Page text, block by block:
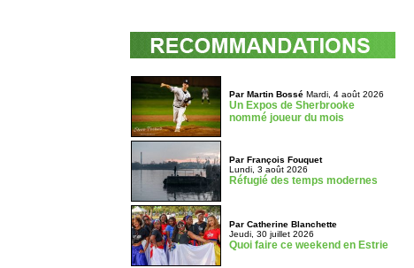
Par Martin Bossé Mardi, 4 août 2026
Un Expos de Sherbrooke
nommé joueur du mois
Par François Fouquet
Lundi, 3 août 2026
Réfugié des temps modernes
Par Catherine Blanchette
Jeudi, 30 juillet 2026
Quoi faire ce weekend en Estrie